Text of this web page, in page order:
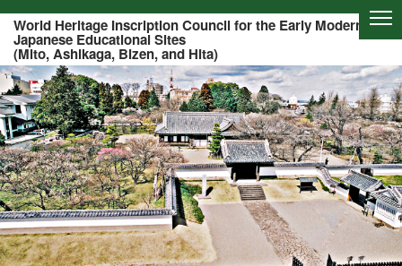
Of this page to text
World Heritage Inscription Council for the Early Modern
Japanese Educational Sites
(Mito, Ashikaga, Bizen, and Hita)